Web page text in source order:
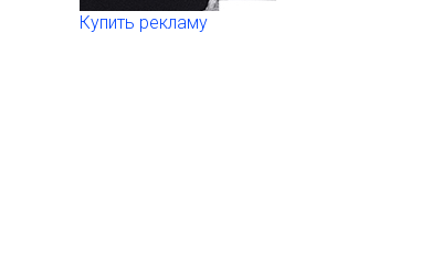
Купить рекламу